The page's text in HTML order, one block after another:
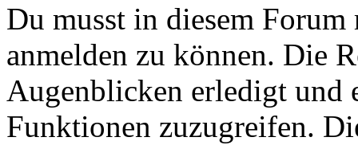
Du musst in diesem
anmelden zu können. Die
Augenblicken erledigt und
Funktionen zuzugreifen.